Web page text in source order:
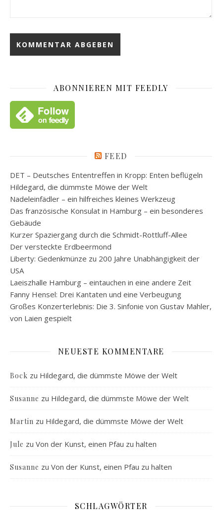
ABONNIEREN MIT FEEDLY
FEED
DET – Deutsches Ententreffen in Kropp: Enten beflügeln
Hildegard, die dümmste Möwe der Welt
Nadeleinfädler – ein hilfreiches kleines Werkzeug
Das französische Konsulat in Hamburg – ein besonderes
Gebäude
Kurzer Spaziergang durch die Schmidt-Rottluff-Allee
Der versteckte Erdbeermond
Liberty: Gedenkmünze zu 200 Jahre Unabhängigkeit der
USA
Laeiszhalle Hamburg – eintauchen in eine andere Zeit
Fanny Hensel: Drei Kantaten und eine Verbeugung
Großes Konzerterlebnis: Die 3. Sinfonie von Gustav Mahler,
von Laien gespielt
NEUESTE KOMMENTARE
Bock zu Hildegard, die dümmste Möwe der Welt
Susanne zu Hildegard, die dümmste Möwe der Welt
Martin zu Hildegard, die dümmste Möwe der Welt
Jule zu Von der Kunst, einen Pfau zu halten
Susanne zu Von der Kunst, einen Pfau zu halten
SCHLAGWÖRTER